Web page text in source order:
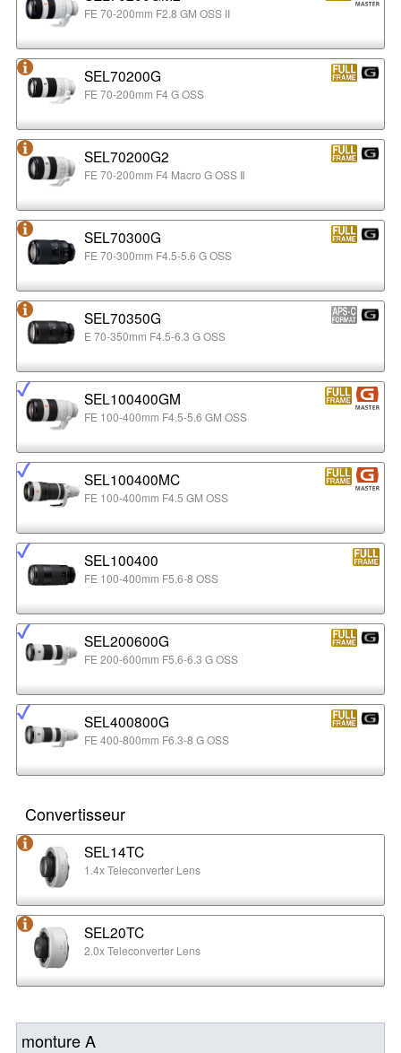
FE 70-200mm F2.8 GM OSS II
SEL70200G
FE 70-200mm F4 G OSS
SEL70200G2
FE 70-200mm F4 Macro G OSS Ⅱ
SEL70300G
FE 70-300mm F4.5-5.6 G OSS
SEL70350G
E 70-350mm F4.5-6.3 G OSS
SEL100400GM
FE 100-400mm F4.5-5.6 GM OSS
SEL100400MC
FE 100-400mm F4.5 GM OSS
SEL100400
FE 100-400mm F5.6-8 OSS
SEL200600G
FE 200-600mm F5.6-6.3 G OSS
SEL400800G
FE 400-800mm F6.3-8 G OSS
Convertisseur
SEL14TC
1.4x Teleconverter Lens
SEL20TC
2.0x Teleconverter Lens
monture A